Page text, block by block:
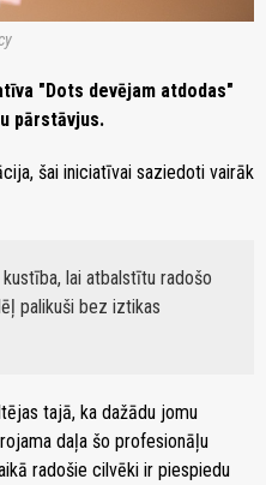
"Dots devējam atdodas"
pārstāvjus.
šai iniciatīvai saziedoti vairāk
lai atbalstītu radošo
palikuši bez iztikas
tajā, ka dažādu jomu
daļa šo profesionāļu
radošie cilvēki ir piespiedu